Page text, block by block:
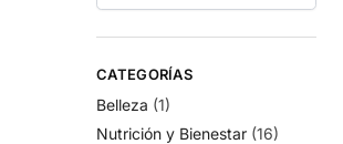
CATEGORÍAS
Belleza (1)
Nutrición y Bienestar (16)